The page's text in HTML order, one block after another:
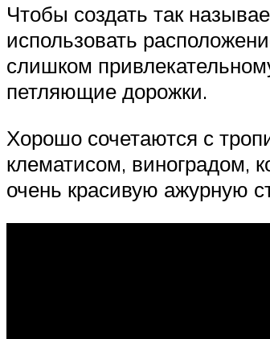
Чтобы создать так
использовать
слишком
петляющие дорожки.
Хорошо сочетаются с
клематисом, виноградом,
очень красивую ажурную